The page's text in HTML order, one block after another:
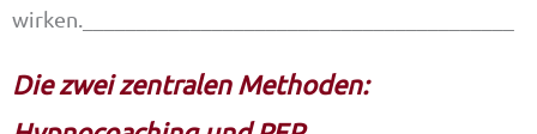
wirken.________________________________________
Die zwei zentralen Methoden: